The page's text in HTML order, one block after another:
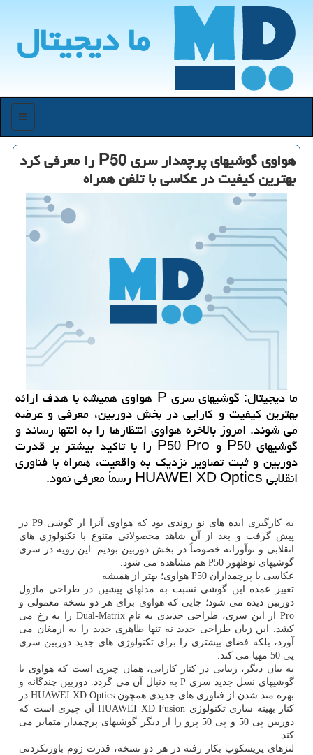
ما دیجیتال
منو
هواوی گوشیهای پرچمدار سری P50 را معرفی کرد
بهترین کیفیت در عکاسی با تلفن همراه
ما دیجیتال: گوشیهای سری P هواوی همیشه با هدف ارائه
بهترین کیفیت و کارایی در بخش دوربین، معرفی و عرضه
می شوند. امروز بالاخره هواوی انتظارها را به انتها رساند و
گوشیهای P50 و P50 Pro را با تاکید بیشتر بر قدرت
دوربین و ثبت تصاویر نزدیک به واقعیت، همراه با فناوری
انقلابی HUAWEI XD Optics رسماً معرفی نمود.
به کارگیری ایده های نو روندی بود که هواوی آنرا از گوشی P9 در
پیش گرفت و بعد از آن شاهد محصولاتی متنوع با تکنولوژی های
انقلابی و نوآورانه خصوصاً در بخش دوربین بودیم. این رویه در سری
گوشیهای نوظهور P50 هم مشاهده می شود.
عکاسی با پرچمداران P50 هواوی؛ بهتر از همیشه
تغییر عمده این گوشی نسبت به مدلهای پیشین در طراحی ماژول
دوربین دیده می شود؛ جایی که هواوی برای هر دو نسخه معمولی و
Pro از این سری، طراحی جدیدی به نام Dual-Matrix را به رخ می
کشد. این زبان طراحی جدید نه تنها ظاهری جدید را به ارمغان می
آورد، بلکه فضای بیشتری را برای تکنولوژی های جدید دوربین سری
پی 50 مهیا می کند.
به بیان دیگر، زیبایی در کنار کارایی، همان چیزی است که هواوی با
گوشیهای نسل جدید سری P به دنبال آن می گردد. دوربین چندگانه و
بهره مند شدن از فناوری های جدیدی همچون HUAWEI XD Optics در
کنار بهینه سازی تکنولوژی HUAWEI XD Fusion آن چیزی است که
دوربین پی 50 و پی 50 پرو را از دیگر گوشیهای پرچمدار متمایز می
کند.
لنزهای پریسکوپ بکار رفته در هر دو نسخه، قدرت زوم باورنکردنی